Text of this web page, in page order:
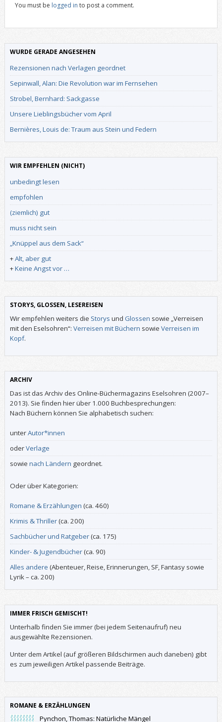
You must be logged in to post a comment.
WURDE GERADE ANGESEHEN
Rezensionen nach Verlagen geordnet
Sepinwall, Alan: Die Revolution war im Fernsehen
Strobel, Bernhard: Sackgasse
Unsere Lieblingsbücher vom April
Bernières, Louis de: Traum aus Stein und Federn
WIR EMPFEHLEN (NICHT)
unbedingt lesen
empfohlen
(ziemlich) gut
muss nicht sein
„Knüppel aus dem Sack“
+Alt, aber gut
+Keine Angst vor …
STORYS, GLOSSEN, LESEREISEN
Wir empfehlen weiters die Storys und Glossen sowie „Verreisen
mit den Eselsohren“: Verreisen mit Büchern sowie Verreisen im
Kopf.
ARCHIV
Das ist das Archiv des Online-Büchermagazins Eselsohren (2007–
2013). Sie finden hier über 1.000 Buchbesprechungen:
Nach Büchern können Sie alphabetisch suchen:
unterAutor*innen
oderVerlage
sowie nach Ländern geordnet.
Oder über Kategorien:
Romane & Erzählungen (ca. 460)
Krimis & Thriller(ca. 200)
Sachbücher und Ratgeber(ca. 175)
Kinder- & Jugendbücher(ca. 90)
Alles andere (Abenteuer, Reise, Erinnerungen, SF, Fantasy sowie
Lyrik – ca. 200)
IMMER FRISCH GEMISCHT!
Unterhalb finden Sie immer (bei jedem Seitenaufruf) neu
ausgewählte Rezensionen.
Unter dem Artikel (auf größeren Bildschirmen auch daneben) gibt
es zum jeweiligen Artikel passende Beiträge.
ROMANE & ERZÄHLUNGEN
Pynchon, Thomas: Natürliche Mängel